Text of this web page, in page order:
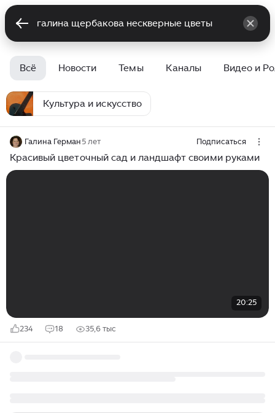
Всё Новости Темы Каналы Видео и
Культура и искусство
Галина Герман 5 лет Подписаться
Красивый цветочный сад и ландшафт своими руками
20:25
234 18 35,6 тыс